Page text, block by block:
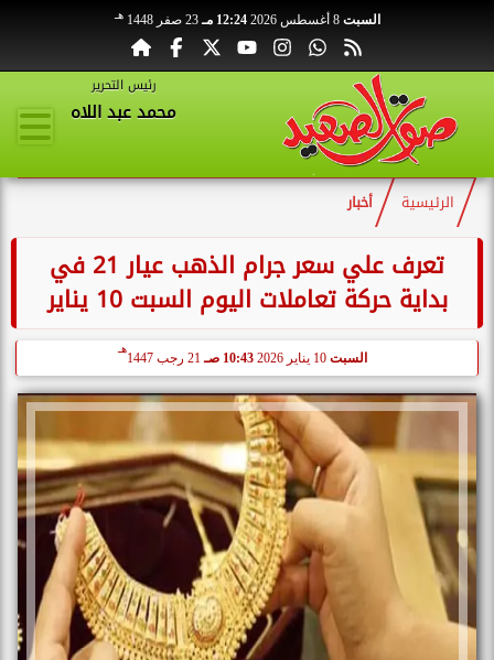
السبت 8 أغسطس 2026 12:24 مـ 23 صفر 1448 هـ
رئيس التحرير
محمد عبد اللاه
الرئيسية أخبار
تعرف علي سعر جرام الذهب عيار 21 في
بداية حركة تعاملات اليوم السبت 10 يناير
السبت 10:43 صـ 21 رجب 1447
هـ